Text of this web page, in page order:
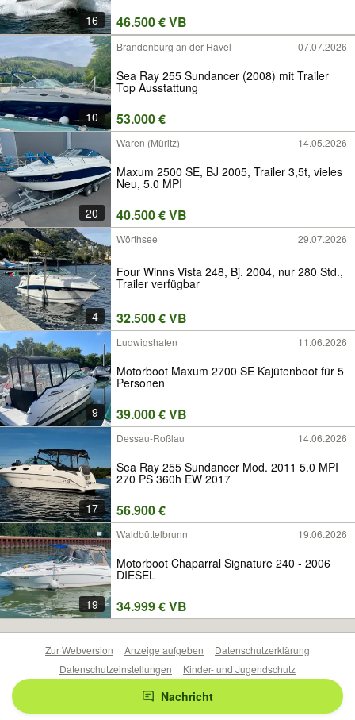
16 46.500 € VB
10
Brandenburg an der Havel 07.07.2026
Sea Ray 255 Sundancer (2008) mit Trailer
Top Ausstattung
53.000 €
20
Waren (Müritz) 14.05.2026
Maxum 2500 SE, BJ 2005, Trailer 3,5t, vieles
Neu, 5.0 MPI
40.500 € VB
4
Wörthsee 29.07.2026
Four Winns Vista 248, Bj. 2004, nur 280 Std.,
Trailer verfügbar
32.500 € VB
9
Ludwigshafen 11.06.2026
Motorboot Maxum 2700 SE Kajütenboot für 5
Personen
39.000 € VB
17
Dessau-Roßlau 14.06.2026
Sea Ray 255 Sundancer Mod. 2011 5.0 MPI
270 PS 360h EW 2017
56.900 €
19
Waldbüttelbrunn 19.06.2026
Motorboot Chaparral Signature 240 - 2006
DIESEL
34.999 € VB
Nachricht
Zur Webversion Anzeige aufgeben
Datenschutzerklärung
Datenschutzeinstellungen
Kinder- und Jugendschutz
Barrierefreiheitserklärung